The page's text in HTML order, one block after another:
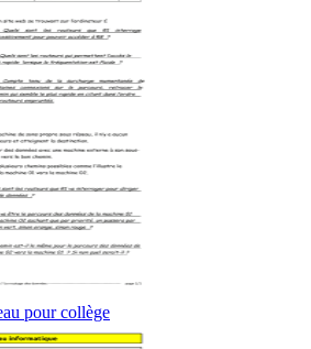
pour collège